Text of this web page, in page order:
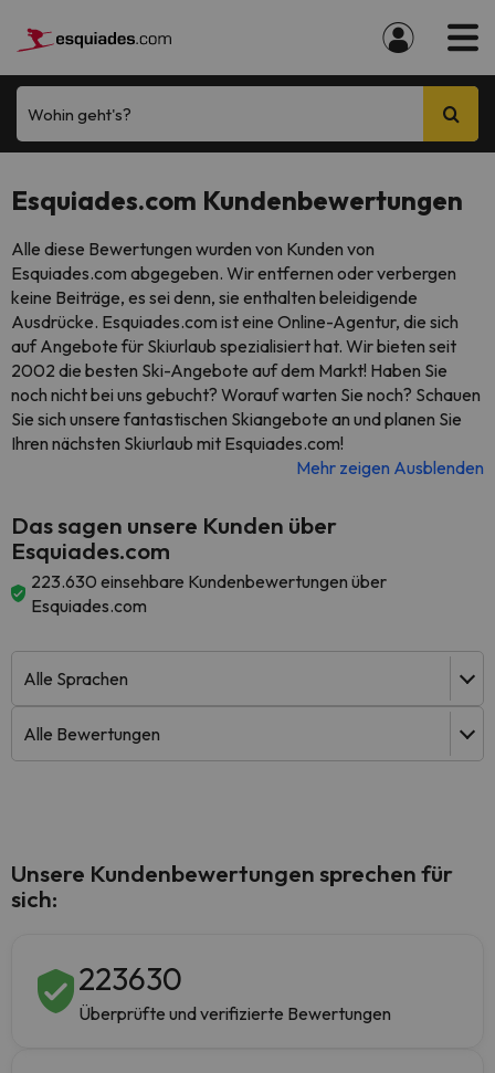
Wohin geht's?
Esquiades.com Kundenbewertungen
Alle diese Bewertungen wurden von Kunden von
Esquiades.com abgegeben. Wir entfernen oder verbergen
keine Beiträge, es sei denn, sie enthalten beleidigende
Ausdrücke. Esquiades.com ist eine Online-Agentur, die sich
auf Angebote für Skiurlaub spezialisiert hat. Wir bieten seit
2002 die besten Ski-Angebote auf dem Markt! Haben Sie
noch nicht bei uns gebucht? Worauf warten Sie noch? Schauen
Sie sich unsere fantastischen Skiangebote an und planen Sie
Ihren nächsten Skiurlaub mit Esquiades.com!
Mehr zeigen Ausblenden
Das sagen unsere Kunden über
Esquiades.com
223.630 einsehbare Kundenbewertungen über
Esquiades.com
Unsere Kundenbewertungen sprechen für
sich:
223630
Überprüfte und verifizierte Bewertungen